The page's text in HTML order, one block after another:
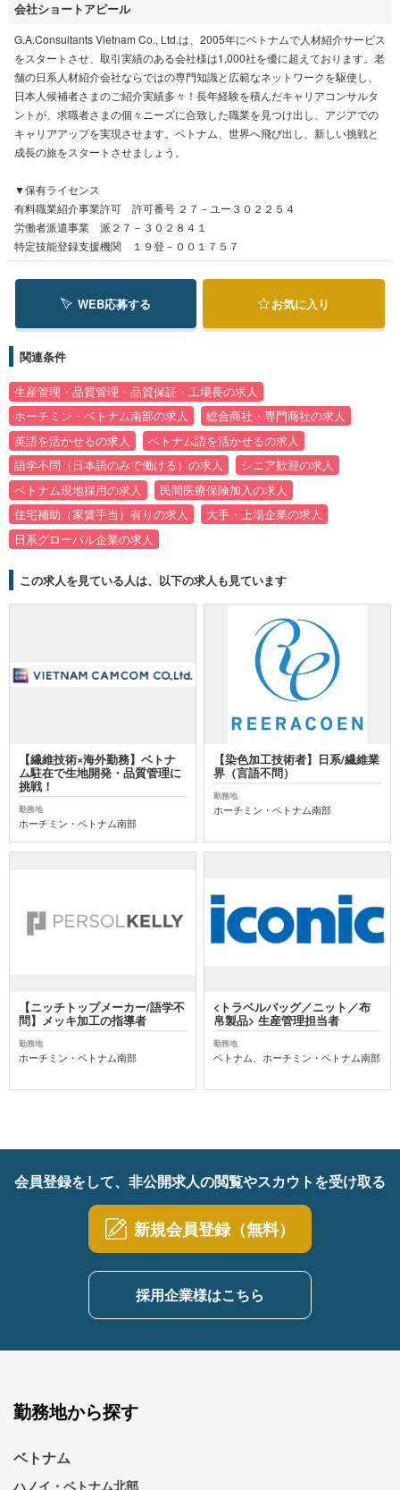
会社ショートアピール
G.A.Consultants Vietnam Co., Ltd.は、2005年にベトナムで人材紹介サービス
をスタートさせ、取引実績のある会社様は1,000社を優に超えております。老
舗の日系人材紹介会社ならではの専門知識と広範なネットワークを駆使し、
日本人候補者さまのご紹介実績多々！長年経験を積んだキャリアコンサルタ
ントが、求職者さまの個々ニーズに合致した職業を見つけ出し、アジアでの
キャリアアップを実現させます。ベトナム、世界へ飛び出し、新しい挑戦と
成長の旅をスタートさせましょう。
▼保有ライセンス
有料職業紹介事業許可 許可番号 ２７－ユー３０２２５４
労働者派遣事業 派２７－３０２８４１
特定技能登録支援機関 １９登－００１７５７
WEB応募する お気に入り
関連条件
生産管理・品質管理・品質保証・工場長の求人
ホーチミン・ベトナム南部の求人
総合商社・専門商社の求人
英語を活かせるの求人
ベトナム語を活かせるの求人
語学不問（日本語のみで働ける）の求人
シニア歓迎の求人
ベトナム現地採用の求人
民間医療保険加入の求人
住宅補助（家賃手当）有りの求人
大手・上場企業の求人
日系グローバル企業の求人
この求人を見ている人は、以下の求人も見ています
【繊維技術×海外勤務】ベトナ
ム駐在で生地開発・品質管理に
挑戦！
勤務地
ホーチミン・ベトナム南部
【染色加工技術者】日系/繊維業
界（言語不問）
勤務地
ホーチミン・ベトナム南部
【ニッチトップメーカー/語学不
問】メッキ加⼯の指導者
勤務地
ホーチミン・ベトナム南部
<トラベルバッグ／ニット／布
帛製品> 生産管理担当者
勤務地
ベトナム、ホーチミン・ベトナム南部
会員登録をして、非公開求人の閲覧やスカウトを受け取る
新規会員登録（無料）
採用企業様はこちら
勤務地から探す
ベトナム
ハノイ・ベトナム北部